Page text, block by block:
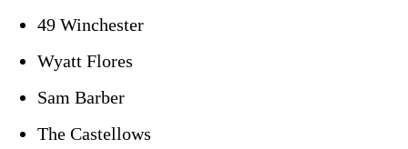
49 Winchester
Wyatt Flores
Sam Barber
The Castellows